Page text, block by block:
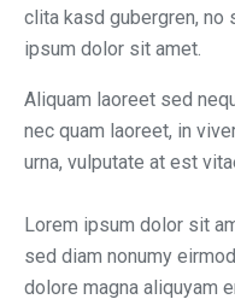
clita kasd gubergren, no
ipsum dolor sit amet.
Aliquam laoreet sed
nec quam laoreet, in
urna, vulputate at est
Lorem ipsum dolor sit
sed diam nonumy
dolore magna aliquyam